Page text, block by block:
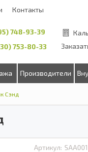
Контакты
748-93-39
753-80-33
Производители
Сэнд
Артикул: SAA001